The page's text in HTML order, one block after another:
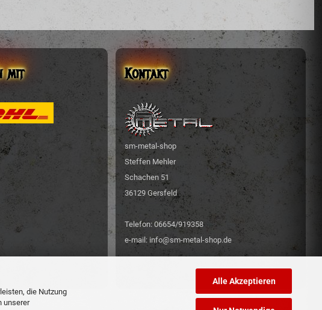
die Nutzung
unserer
Alle Akzeptieren
mit Kontakt
sm-metal-shop
Steffen Mehler
Schachen 51
36129 Gersfeld
Telefon: 06654/919358
e-mail: info@sm-metal-shop.de